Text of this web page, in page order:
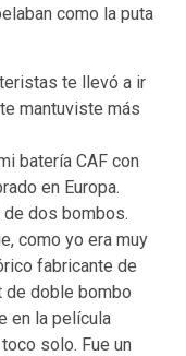
como la puta
te llevó a ir
mantuviste más
batería CAF con
en Europa.
de dos bombos.
como yo era muy
fabricante de
de doble bombo
en la película
solo. Fue un